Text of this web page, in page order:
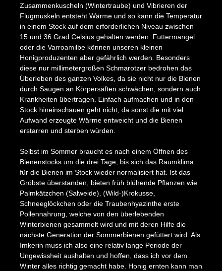
Zusammenkuscheln (Wintertraube) und Vibrieren der
Flugmuskeln entsteht Wärme und so kann die Temperatur
in einem Stock auf dem erforderlichen Niveau zwischen
15 und 36 Grad Celsius gehalten werden. Futtermangel
oder die Varroamilbe können unseren kleinen
Honigproduzenten aber gefährlich werden. Besonders
diese nur millimetergroßen Schmarotzer bedrohen das
Überleben des ganzen Volkes, da sie nicht nur die Bienen
durch Saugen an Körpersäften schwächen, sondern auch
Krankheiten übertragen. Einfach aufmachen und in den
Stock hineinschauen geht nicht, da sonst die mit viel
Aufwand erzeugte Wärme entweicht und die Bienen
erstarren und sterben würden.
Selbst im Sommer braucht es nach einem Öffnen des
Bienenstocks um die drei Tage, bis sich das Raumklima
für die Bienen im Stock wieder normalisiert hat. Ist das
Gröbste überstanden, bieten früh blühende Pflanzen wie
Palmkätzchen (Salweide), (Wild-)Krokusse,
Schneeglöckchen oder die Traubenhyazinthe erste
Pollennahrung, welche von den überlebenden
Winterbienen gesammelt wird und mit deren Hilfe die
nächste Generation der Sommerbienen gefüttert wird. Als
Imkerin muss ich also eine relativ lange Periode der
Ungewissheit aushalten und hoffen, dass ich vor dem
Winter alles richtig gemacht habe. Honig ernten kann man